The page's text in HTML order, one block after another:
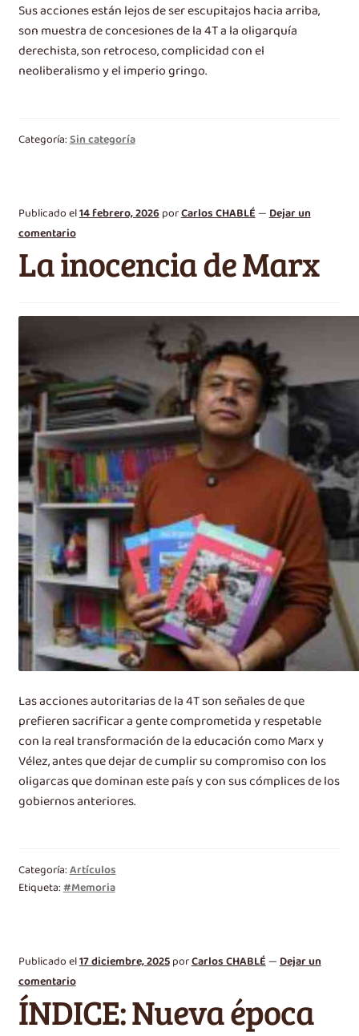
Sus acciones están lejos de ser escupitajos hacia arriba,
son muestra de concesiones de la 4T a la oligarquía
derechista, son retroceso, complicidad con el
neoliberalismo y el imperio gringo.
Categoría:Sin categoría
Publicado el14 febrero, 2026porCarlos CHABLÉ—Dejar un
comentario
La inocencia de Marx
Las acciones autoritarias de la 4T son señales de que
prefieren sacrificar a gente comprometida y respetable
con la real transformación de la educación como Marx y
Vélez, antes que dejar de cumplir su compromiso con los
oligarcas que dominan este país y con sus cómplices de los
gobiernos anteriores.
Categoría:Artículos
Etiqueta:#Memoria
Publicado el17 diciembre, 2025porCarlos CHABLÉ—Dejar un
comentario
ÍNDICE: Nueva época